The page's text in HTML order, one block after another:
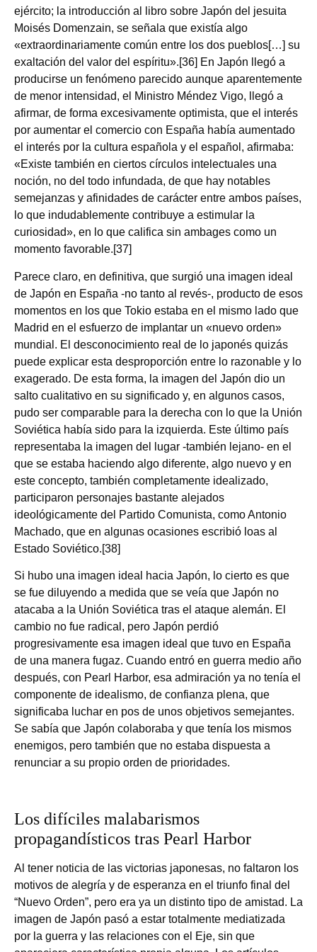
ejército; la introducción al libro sobre Japón del jesuita
Moisés Domenzain, se señala que existía algo
«extraordinariamente común entre los dos pueblos[…] su
exaltación del valor del espíritu».[36] En Japón llegó a
producirse un fenómeno parecido aunque aparentemente
de menor intensidad, el Ministro Méndez Vigo, llegó a
afirmar, de forma excesivamente optimista, que el interés
por aumentar el comercio con España había aumentado
el interés por la cultura española y el español, afirmaba:
«Existe también en ciertos círculos intelectuales una
noción, no del todo infundada, de que hay notables
semejanzas y afinidades de carácter entre ambos países,
lo que indudablemente contribuye a estimular la
curiosidad», en lo que califica sin ambages como un
momento favorable.[37]
Parece claro, en definitiva, que surgió una imagen ideal
de Japón en España ‑no tanto al revés‑, producto de esos
momentos en los que Tokio estaba en el mismo lado que
Madrid en el esfuerzo de implantar un «nuevo orden»
mundial. El desconocimiento real de lo japonés quizás
puede explicar esta desproporción entre lo razonable y lo
exagerado. De esta forma, la imagen del Japón dio un
salto cualitativo en su significado y, en algunos casos,
pudo ser comparable para la derecha con lo que la Unión
Soviética había sido para la izquierda. Este último país
representaba la imagen del lugar ‑también lejano‑ en el
que se estaba haciendo algo diferente, algo nuevo y en
este concepto, también completamente idealizado,
participaron personajes bastante alejados
ideológicamente del Partido Comunista, como Antonio
Machado, que en algunas ocasiones escribió loas al
Estado Soviético.[38]
Si hubo una imagen ideal hacia Japón, lo cierto es que
se fue diluyendo a medida que se veía que Japón no
atacaba a la Unión Soviética tras el ataque alemán. El
cambio no fue radical, pero Japón perdió
progresivamente esa imagen ideal que tuvo en España
de una manera fugaz. Cuando entró en guerra medio año
después, con Pearl Harbor, esa admiración ya no tenía el
componente de idealismo, de confianza plena, que
significaba luchar en pos de unos objetivos semejantes.
Se sabía que Japón colaboraba y que tenía los mismos
enemigos, pero también que no estaba dispuesta a
renunciar a su propio orden de prioridades.
Los difíciles malabarismos
propagandísticos tras Pearl Harbor
Al tener noticia de las victorias japonesas, no faltaron los
motivos de alegría y de esperanza en el triunfo final del
“Nuevo Orden”, pero era ya un distinto tipo de amistad. La
imagen de Japón pasó a estar totalmente mediatizada
por la guerra y las relaciones con el Eje, sin que